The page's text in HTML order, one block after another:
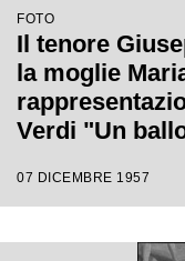
FOTO
Il tenore
la moglie
Verdi "Un
Margherita
1958 del
07 DICEMBRE 1957